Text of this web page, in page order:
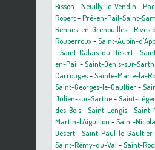
Bisson -Neuilly-le-Vendin -
Robert-Pré-en-Pail-Saint-
Rennes-en-Grenouilles-Rives
Rouperroux-Saint-Aubin-
-Saint-Calais-du-Désert-
en-Pail -Saint-Denis-sur-
Carrouges-Sainte-Marie-la-
Saint-Georges-le-Gaultier-
Julien-sur-Sarthe-Saint-
des-Bois-Saint-Longis-Saint-
Martin-l'Aiguillon -Saint-
Désert-Saint-Paul-le-Gaultier
Saint-Rémy-du-Val -Saint-